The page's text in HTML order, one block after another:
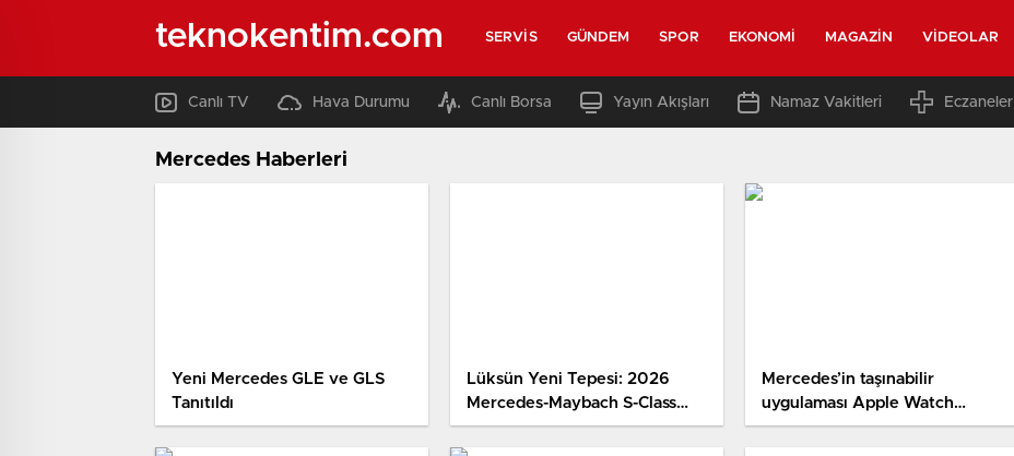
teknokentim.com SERVIS GÜNDEM SPOR EKONOMI MAGAZIN VIDEOLAR
Canlı TV Hava Durumu Canlı Borsa Yayın Akışları Namaz Vakitleri Eczaneler
Mercedes Haberleri
Yeni Mercedes GLE ve GLS
Tanıtıldı
Lüksün Yeni Tepesi: 2026
Mercedes-Maybach S-Class
Tanıtıldı
Mercedes’in taşınabilir
uygulaması Apple Watch
serisine geldi!